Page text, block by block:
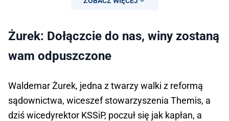
Żurek: Dołączcie do nas, winy zostaną
wam odpuszczone
Waldemar Żurek, jedna z twarzy walki z reformą
sądownictwa, wiceszef stowarzyszenia Themis, a
dziś wicedyrektor KSSiP, poczuł się jak kapłan, a